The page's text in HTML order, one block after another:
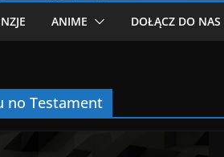
ANIME DOŁĄCZ DO NAS
no Testament